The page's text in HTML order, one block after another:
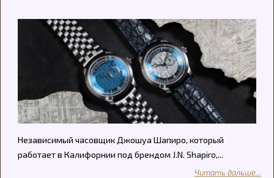
Независимый часовщик Джошуа Шапиро, который
работает в Калифорнии под брендом J.N. Shapiro,...
Читать дальше...